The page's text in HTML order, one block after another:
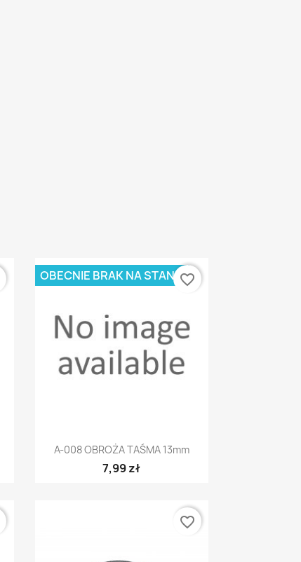
Szybki podgląd
A-008 OBROŻA TAŚMA 13mm
7,99 zł
OBECNIE BRAK NA STANIEfavorite_border
favorite_border